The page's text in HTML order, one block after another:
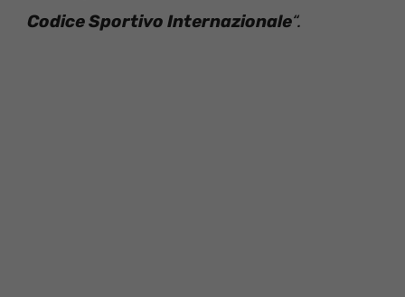
Codice Sportivo Internazionale“.